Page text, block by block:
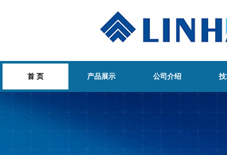
首 页 产品展示 公司介绍